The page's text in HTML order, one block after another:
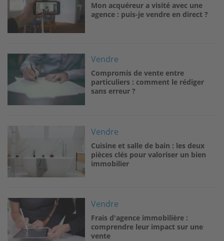
Mon acquéreur a visité avec une
agence : puis-je vendre en direct ?
Image Vendre
Compromis de vente entre
particuliers : comment le rédiger
sans erreur ?
Image Vendre
Cuisine et salle de bain : les deux
pièces clés pour valoriser un bien
immobilier
Image Vendre
Frais d'agence immobilière :
comprendre leur impact sur une
vente